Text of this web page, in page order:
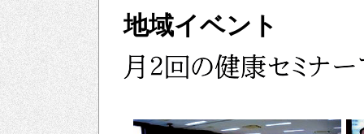
地域イベント